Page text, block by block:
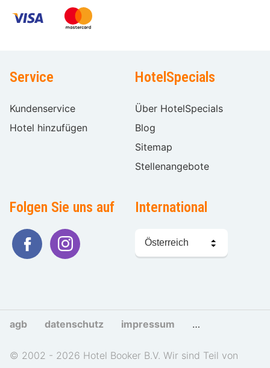
Service
Kundenservice
Hotel hinzufügen
HotelSpecials
Über HotelSpecials
Blog
Sitemap
Stellenangebote
Folgen Sie uns auf International
Sprache
wählen
agb datenschutz impressum cookies und
© 2002 - 2026 Hotel Booker B.V. Wir sind Teil von